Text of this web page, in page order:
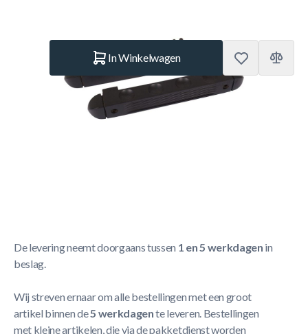
In Winkelwagen
Korte Beschrijving
De levering neemt doorgaans tussen 1 en 5 werkdagen in
beslag.
Wij streven ernaar om alle bestellingen met een groot
artikel binnen de5 werkdagente leveren. Bestellingen
met kleine artikelen, die via de pakketdienst worden